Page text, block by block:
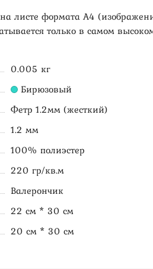
листе формата А4
только в самом
0.005 кг
Бирюзовый
Фетр 1.2мм (жесткий)
1.2 мм
100% полиэстер
220 гр/кв.м
Валерончик
22 см * 30 см
20 см * 30 см